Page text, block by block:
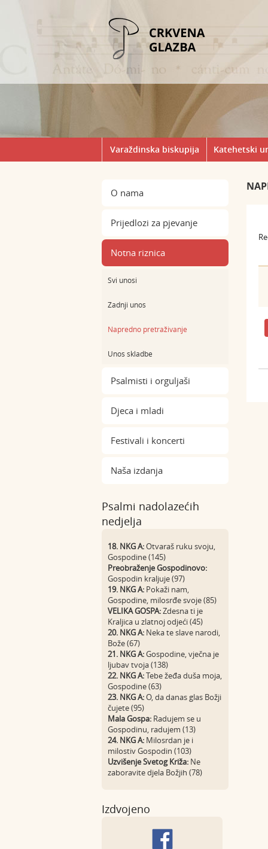
Varaždinska biskupija Katehetski
O nama
Prijedlozi za pjevanje
Notna riznica
Svi unosi
Zadnji unos
Napredno pretraživanje
Unos skladbe
Psalmisti i orguljaši
Djeca i mladi
Festivali i koncerti
Naša izdanja
Psalmi nadolazećih
nedjelja
18. NKG A:Otvaraš ruku svoju,
Gospodine (145)
Preobraženje Gospodinovo:
Gospodin kraljuje (97)
19. NKG A: Pokaži nam,
Gospodine, milosrđe svoje (85)
VELIKA GOSPA:Zdesna ti je
Kraljica u zlatnoj odjeći (45)
20. NKG A: Neka te slave narodi,
Bože (67)
21. NKG A:Gospodine, vječna je
ljubav tvoja (138)
22. NKG A:Tebe žeđa duša moja,
Gospodine (63)
23. NKG A:O, da danas glas Božji
čujete (95)
Mala Gospa: Radujem se u
Gospodinu, radujem (13)
24. NKG A: Milosrdan je i
milostiv Gospodin (103)
Uzvišenje Svetog Križa: Ne
zaboravite djela Božjih (78)
Izdvojeno